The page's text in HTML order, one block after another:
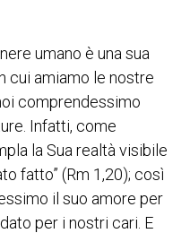
umano è una sua
cui amiamo le nostre
comprendessimo
Infatti, come
la Sua realtà visibile
fatto” (Rm 1,20); così
il suo amore per
per i nostri cari. E